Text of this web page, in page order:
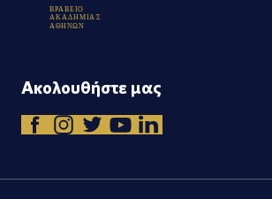
ΒΡΑΒΕΙΟ
ΑΚΑΔΗΜΙΑ Σ
Α ΘΗΝΩΝ
Ακολουθήστε μας